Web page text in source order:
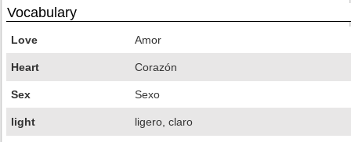
Vocabulary
Love Amor
Heart Corazón
Sex Sexo
light ligero, claro